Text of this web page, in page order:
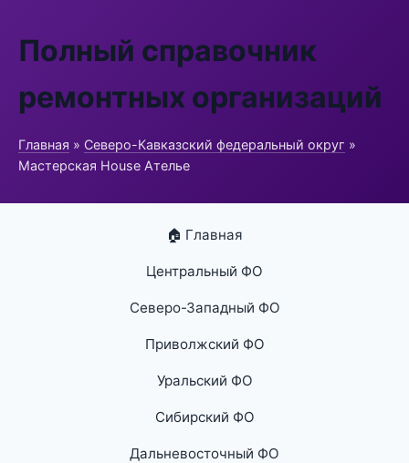
Полный справочник
ремонтных организаций
Главная » Северо-Кавказский федеральный округ »
Мастерская House Ателье
🏠 Главная
Центральный ФО
Северо-Западный ФО
Приволжский ФО
Уральский ФО
Сибирский ФО
Дальневосточный ФО